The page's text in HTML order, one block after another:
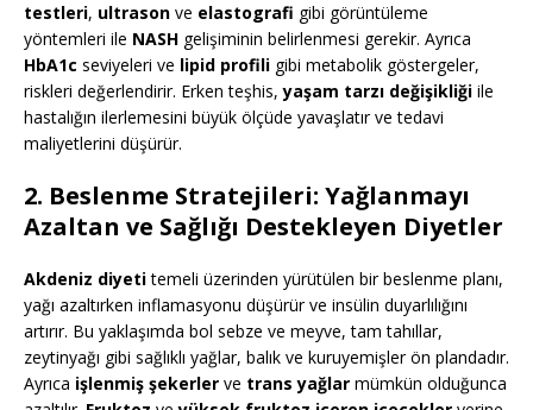
testleri, ultrason ve elastografi gibi görüntüleme
yöntemleri ile NASH gelişiminin belirlenmesi gerekir. Ayrıca
HbA1c seviyeleri ve lipid profili gibi metabolik göstergeler,
riskleri değerlendirir. Erken teşhis,yaşam tarzı değişikliği ile
hastalığın ilerlemesini büyük ölçüde yavaşlatır ve tedavi
maliyetlerini düşürür.
2. Beslenme Stratejileri: Yağlanmayı
Azaltan ve Sağlığı Destekleyen Diyetler
Akdeniz diyetitemeli üzerinden yürütülen bir beslenme planı,
yağı azaltırken inflamasyonu düşürür ve insülin duyarlılığını
artırır. Bu yaklaşımda bol sebze ve meyve, tam tahıllar,
zeytinyağı gibi sağlıklı yağlar, balık ve kuruyemişler ön plandadır.
Ayrıca işlenmiş şekerler ve trans yağlar mümkün olduğunca